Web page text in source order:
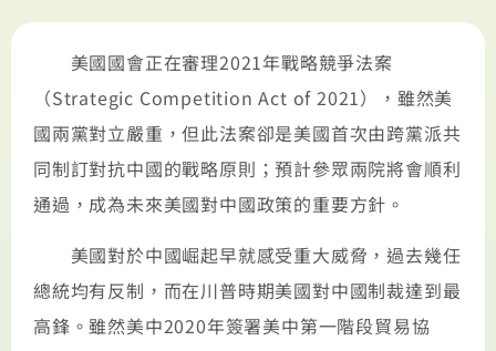
美國國會正在審理2021年戰略競爭法案
（Strategic Competition Act of 2021），雖然美
國兩黨對立嚴重，但此法案卻是美國首次由跨黨派共
同制訂對抗中國的戰略原則；預計參眾兩院將會順利
通過，成為未來美國對中國政策的重要方針。
美國對於中國崛起早就感受重大威脅，過去幾任
總統均有反制，而在川普時期美國對中國制裁達到最
高鋒。雖然美中2020年簽署美中第一階段貿易協